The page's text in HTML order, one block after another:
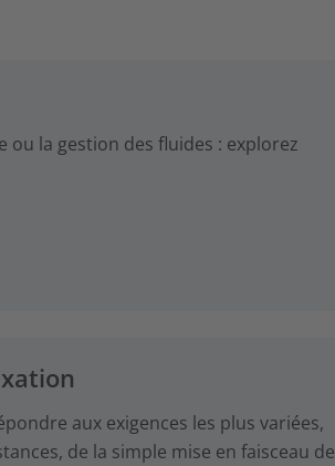
ou la gestion des fluides : explorez
aux exigences les plus variées,
de la simple mise en faisceau de